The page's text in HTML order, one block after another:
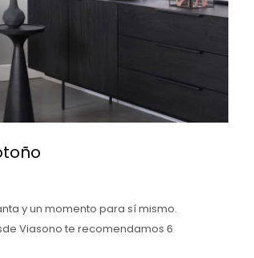
y un momento para sí mismo.
Viasono te recomendamos 6